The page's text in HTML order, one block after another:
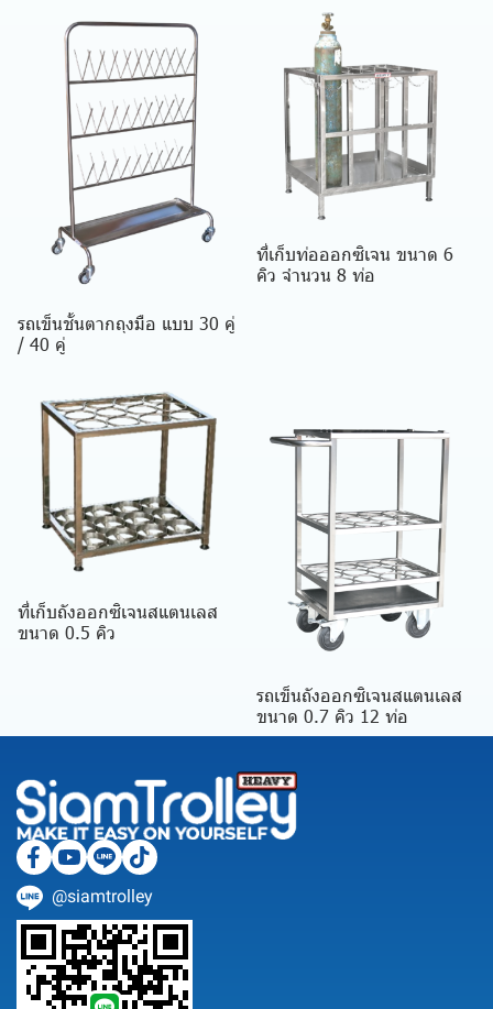
รถเข็นชั้นตากถุงมือ แบบ 30 คู่
/ 40 คู่
ที่เก็บท่อออกซิเจน ขนาด 6
คิว จำนวน 8 ท่อ
ที่เก็บถังออกซิเจนสแตนเลส
ขนาด 0.5 คิว
รถเข็นถังออกซิเจนสแตนเลส
ขนาด 0.7 คิว 12 ท่อ
@siamtrolley